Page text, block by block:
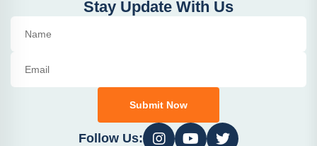
Stay Update With Us
Submit Now
Follow Us: